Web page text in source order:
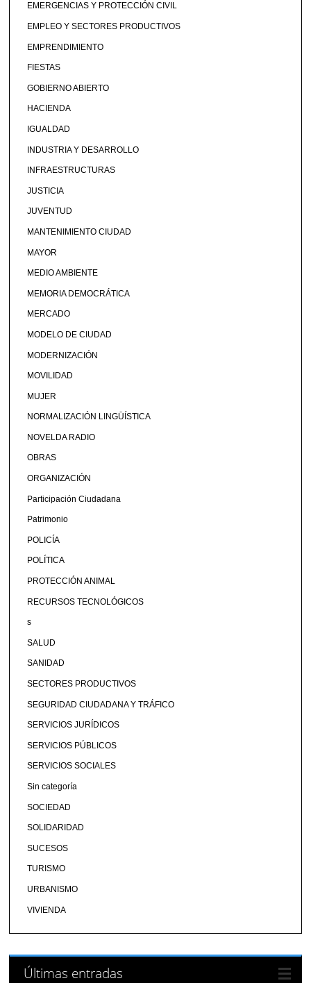
EMERGENCIAS Y PROTECCIÓN CIVIL
EMPLEO Y SECTORES PRODUCTIVOS
EMPRENDIMIENTO
FIESTAS
GOBIERNO ABIERTO
HACIENDA
IGUALDAD
INDUSTRIA Y DESARROLLO
INFRAESTRUCTURAS
JUSTICIA
JUVENTUD
MANTENIMIENTO CIUDAD
MAYOR
MEDIO AMBIENTE
MEMORIA DEMOCRÁTICA
MERCADO
MODELO DE CIUDAD
MODERNIZACIÓN
MOVILIDAD
MUJER
NORMALIZACIÓN LINGÜÍSTICA
NOVELDA RADIO
OBRAS
ORGANIZACIÓN
Participación Ciudadana
Patrimonio
POLICÍA
POLÍTICA
PROTECCIÓN ANIMAL
RECURSOS TECNOLÓGICOS
s
SALUD
SANIDAD
SECTORES PRODUCTIVOS
SEGURIDAD CIUDADANA Y TRÁFICO
SERVICIOS JURÍDICOS
SERVICIOS PÚBLICOS
SERVICIOS SOCIALES
Sin categoría
SOCIEDAD
SOLIDARIDAD
SUCESOS
TURISMO
URBANISMO
VIVIENDA
Últimas entradas